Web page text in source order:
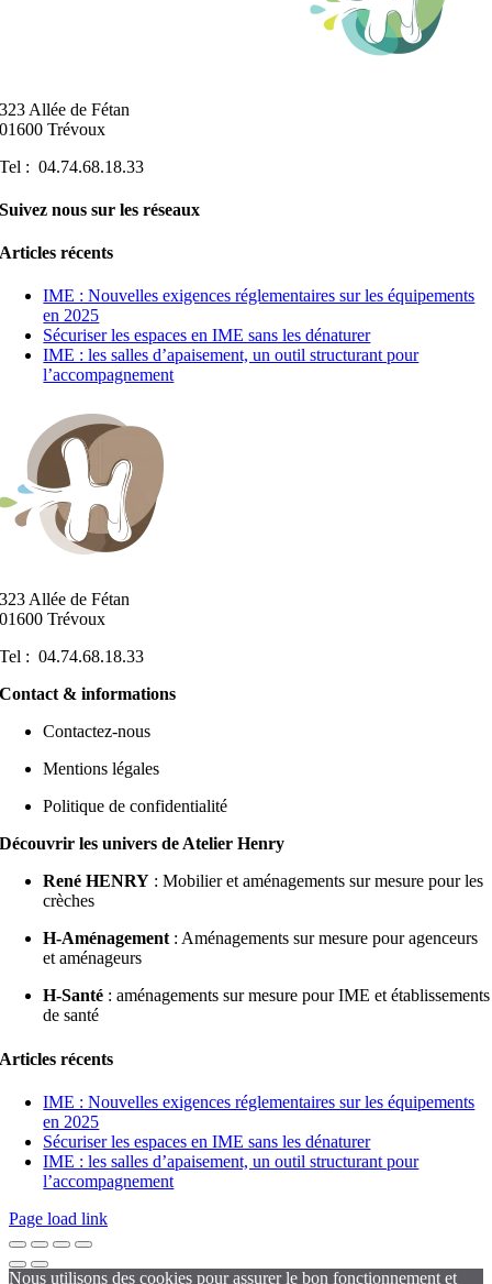
323 Allée de Fétan
01600 Trévoux
Tel : 04.74.68.18.33
Suivez nous sur les réseaux
Articles récents
IME : Nouvelles exigences réglementaires sur les équipements
en 2025
Sécuriser les espaces en IME sans les dénaturer
IME : les salles d’apaisement, un outil structurant pour
l’accompagnement
323 Allée de Fétan
01600 Trévoux
Tel : 04.74.68.18.33
Contact & informations
Contactez-nous
Mentions légales
Politique de confidentialité
Découvrir les univers de Atelier Henry
René HENRY : Mobilier et aménagements sur mesure pour les
crèches
H-Aménagement: Aménagements sur mesure pour agenceurs
et aménageurs
H-Santé : aménagements sur mesure pour IME et établissements
de santé
Articles récents
IME : Nouvelles exigences réglementaires sur les équipements
en 2025
Sécuriser les espaces en IME sans les dénaturer
IME : les salles d’apaisement, un outil structurant pour
l’accompagnement
Page load link
Nous utilisons des cookies pour assurer le bon fonctionnement et